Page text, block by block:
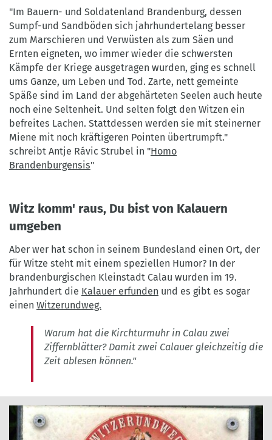
Pixabay
CC0
1.0
"Im Bauern- und Soldatenland Brandenburg, dessen
Sumpf-und Sandböden sich jahrhundertelang besser
zum Marschieren und Verwüsten als zum Säen und
Ernten eigneten, wo immer wieder die schwersten
Kämpfe der Kriege ausgetragen wurden, ging es schnell
ums Ganze, um Leben und Tod. Zarte, nett gemeinte
Späße sind im Land der abgehärteten Seelen auch heute
noch eine Seltenheit. Und selten folgt den Witzen ein
befreites Lachen. Stattdessen werden sie mit steinerner
Miene mit noch kräftigeren Pointen übertrumpft."
schreibt Antje Rávic Strubel in "Homo
Brandenburgensis"
Witz komm' raus, Du bist von Kalauern
umgeben
Aber wer hat schon in seinem Bundesland einen Ort, der
für Witze steht mit einem speziellen Humor? In der
brandenburgischen Kleinstadt Calau wurden im 19.
Jahrhundert die Kalauer erfunden und es gibt es sogar
einen Witzerundweg.
Warum hat die Kirchturmuhr in Calau zwei
Ziffernblätter? Damit zwei Calauer gleichzeitig die
Zeit ablesen können."